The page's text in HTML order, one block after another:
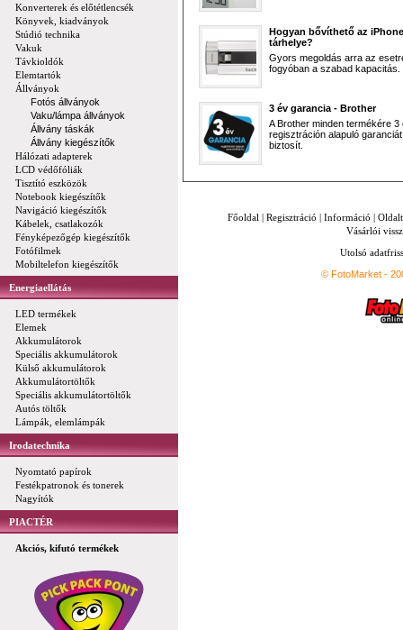
Konverterek és előtétlencsék
Könyvek, kiadványok
Stúdió technika
Vakuk
Távkioldók
Elemtartók
Állványok
Fotós állványok
Vaku/lámpa állványok
Állvány táskák
Állvány kiegészítők
Hálózati adapterek
LCD védőfóliák
Tisztító eszközök
Notebook kiegészítők
Navigáció kiegészítők
Kábelek, csatlakozók
Fényképezőgép kiegészítők
Fotófilmek
Mobiltelefon kiegészítők
Energiaellátás
LED termékek
Elemek
Akkumulátorok
Speciális akkumulátorok
Külső akkumulátorok
Akkumulátortöltők
Speciális akkumulátortöltők
Autós töltők
Lámpák, elemlámpák
Irodatechnika
Nyomtató papírok
Festékpatronok és tonerek
Nagyítók
PIACTÉR
Akciós, kifutó termékek
Hogyan bővíthető az iPhone
tárhelye?
Gyors megoldás arra az
fogyóban a szabad kapacitás.
3 év garancia - Brother
A Brother minden termékére 3
regisztráción alapuló garanciát
biztosít.
Főoldal | Regisztráció | Információ |
Vásárlói
Utolsó
© FotoMarket -